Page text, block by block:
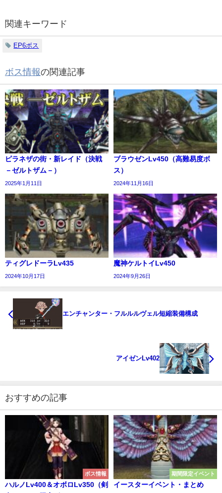
関連キーワード
EP6ボス
ボス情報の関連記事
ピラネザの街・新レイド（決戦
－ゼルトザム－）
2025年1月11日
ブラウゼンLv450（高難易度ボ
ス）
2024年11月16日
ティグレドーラLv435
2024年10月17日
魔神ケルトイLv450
2024年9月26日
エンチャンター・フルルルヴェル短縮装備構成
アイゼンLv402
おすすめの記事
ボス情報
ハルノLv400＆オボロLv350（剣
期間限定イベント
イースターイベント・まとめ